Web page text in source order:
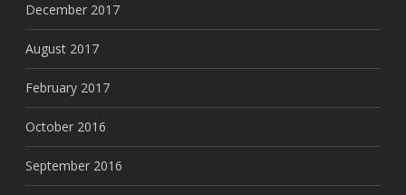
December 2017
August 2017
February 2017
October 2016
September 2016